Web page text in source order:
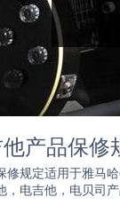
产品保修
修规定适用于雅马
，电吉他，电贝司产